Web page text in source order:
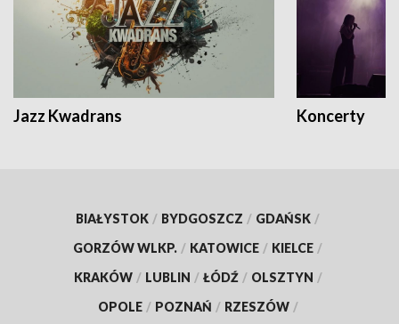
Jazz Kwadrans Koncerty
BIAŁYSTOK / BYDGOSZCZ / GDAŃSK /
GORZÓW WLKP. / KATOWICE / KIELCE /
KRAKÓW / LUBLIN / ŁÓDŹ / OLSZTYN /
OPOLE / POZNAŃ / RZESZÓW /